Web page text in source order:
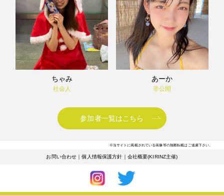
ちゃみ
社会人
あーか
非公開
参加者一覧はこちら
※当サイトに掲載されている画像等の無断転載はご遠慮下さい。
お問い合わせ ｜個人情報保護方針 ｜ 会社概要(KIRINZ主催)